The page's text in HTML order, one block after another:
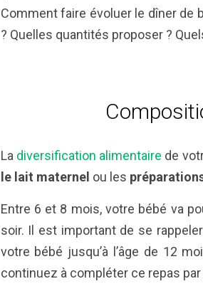
Comment faire évoluer le dîner de
? Quelles quantités proposer ?
La diversification alimentaire de
le lait maternel ou les
Entre 6 et 8 mois, votre bébé va
soir. Il est important de se
votre bébé jusqu’à l’âge de 12
continuez à compléter ce repas